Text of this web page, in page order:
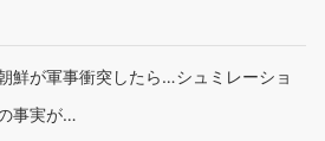
鮮が軍事衝突したら…シュミレーショ
事実が…